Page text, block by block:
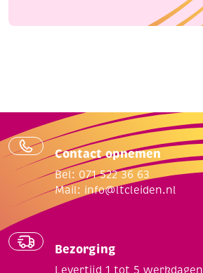
Contact opnemen
Bel: 071 522 36 63
Mail: info@ltcleiden.nl
Bezorging
Levertijd 1 tot 5 werkdagen